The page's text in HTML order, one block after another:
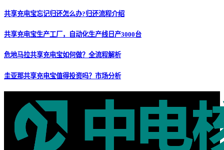
共享充电宝忘记归还怎么办?归还流程介绍
共享充电宝生产工厂，自动化生产线日产3000台
危地马拉共享充电宝如何做？全流程解析
圭亚那共享充电宝值得投资吗？市场分析